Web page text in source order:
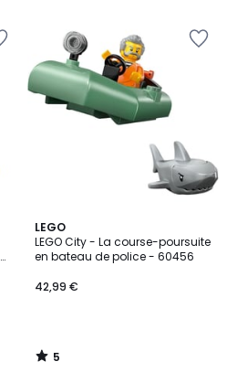
LEGO
LEGO City - La course-poursuite
en bateau de police - 60456
42,99 €
5
/
5
5
/